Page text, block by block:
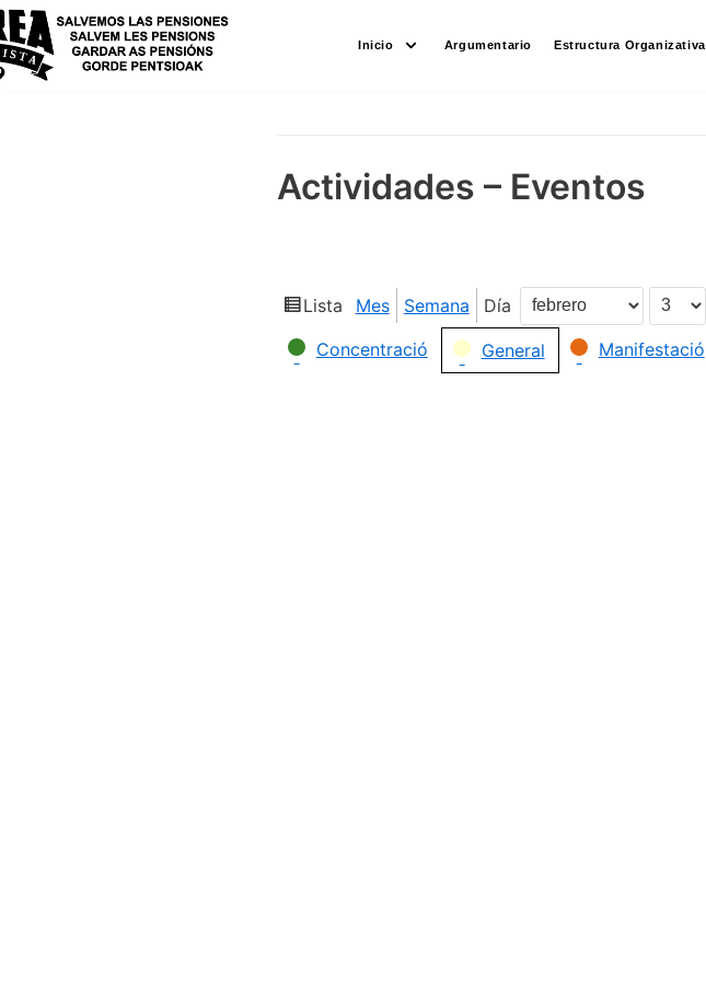
Saltar
al
contenido
Inicio Argumentario Estructura Organizativa
Actividades – Eventos
Ver
Lista Mes Semana Día
Mes
Día
Año
Categorías
Concentració General Manifestació